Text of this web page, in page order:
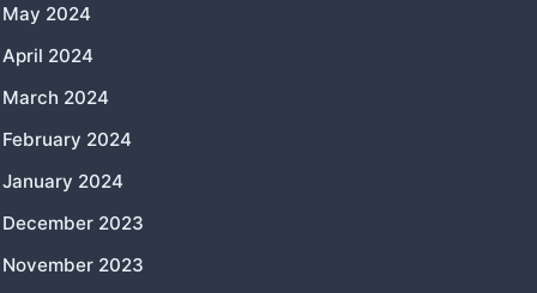
May 2024
April 2024
March 2024
February 2024
January 2024
December 2023
November 2023